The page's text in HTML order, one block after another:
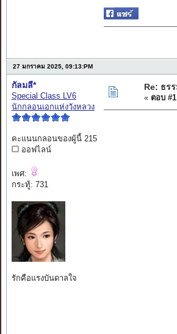
27 มกราคม 2025, 09:13:PM
กัลมลี*
Special Class LV6
นักกลอนเอกแห่งวังหลวง
คะแนนกลอนของผู้นี้ 215
ออฟไลน์
เพศ:
กระทู้: 731
รักคือแรงบันดาลใจ
Re: ธร
« ตอบ